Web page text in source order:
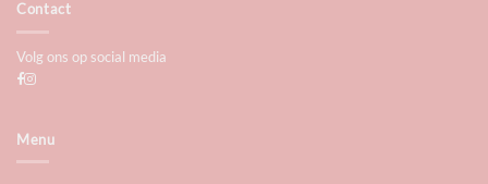
Contact
Volg ons op social media
Menu